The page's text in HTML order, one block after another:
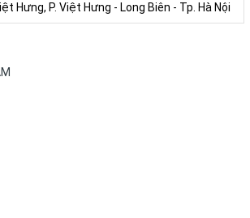
Hưng, P. Việt Hưng - Long Biên - Tp. Hà Nội